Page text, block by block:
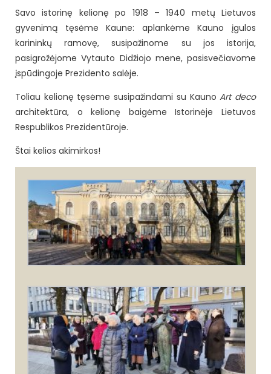
Savo istorinę kelionę po 1918 – 1940 metų Lietuvos
gyvenimą tęsėme Kaune: aplankėme Kauno įgulos
karininkų ramovę, susipažinome su jos istorija,
pasigrožėjome Vytauto Didžiojo mene, pasisvečiavome
įspūdingoje Prezidento salėje.
Toliau kelionę tęsėme susipažindami su KaunoArt deco
architektūra, o kelionę baigėme Istorinėje Lietuvos
Respublikos Prezidentūroje.
Štai kelios akimirkos!